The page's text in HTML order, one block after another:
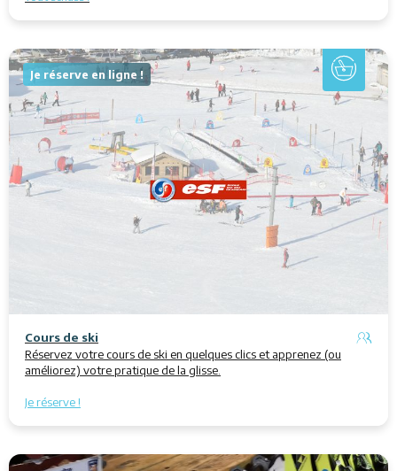
Je réserve en ligne !
Cours de ski
Réservez votre cours de ski en quelques clics et apprenez (ou
améliorez) votre pratique de la glisse.
Je réserve !